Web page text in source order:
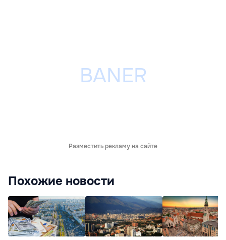
Разместить рекламу на сайте
Похожие новости